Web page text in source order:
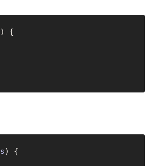
) {
s) {